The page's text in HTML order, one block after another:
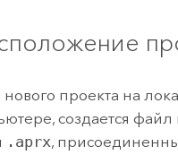
проекта на
создается файл
.aprx,